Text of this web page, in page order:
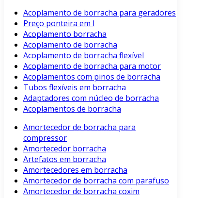
Acoplamento de borracha para geradores
Preço ponteira em l
Acoplamento borracha
Acoplamento de borracha
Acoplamento de borracha flexível
Acoplamento de borracha para motor
Acoplamentos com pinos de borracha
Tubos flexíveis em borracha
Adaptadores com núcleo de borracha
Acoplamentos de borracha
Amortecedor de borracha para
compressor
Amortecedor borracha
Artefatos em borracha
Amortecedores em borracha
Amortecedor de borracha com parafuso
Amortecedor de borracha coxim